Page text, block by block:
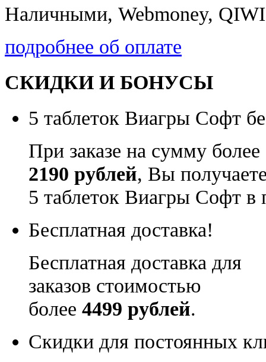
Наличными, Webmoney,
подробнее об оплате
СКИДКИ И БОНУСЫ
5 таблеток Виагры Софт
При заказе на сумму более
2190 рублей, Вы
5 таблеток Виагры Софт в
Бесплатная доставка!
Бесплатная доставка для
заказов стоимостью
более 4499 рублей.
Скидки для постоянных